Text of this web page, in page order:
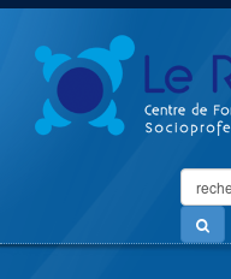
Search
...